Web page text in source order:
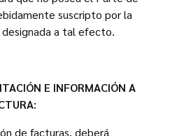
suscripto por la
a tal efecto.
E INFORMACIÓN A
de facturas, deberá